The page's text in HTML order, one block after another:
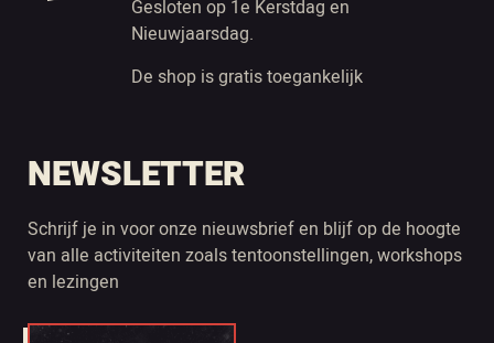
Gesloten op 1e Kerstdag en
Nieuwjaarsdag.
De shop is gratis toegankelijk
NEWSLETTER
Schrijf je in voor onze nieuwsbrief en blijf op de hoogte
van alle activiteiten zoals tentoonstellingen, workshops
en lezingen